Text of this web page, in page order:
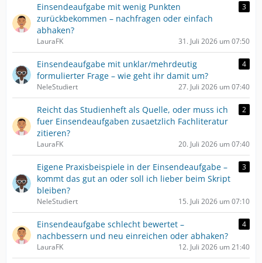
Einsendeaufgabe mit wenig Punkten
zurückbekommen – nachfragen oder einfach
abhaken?
3
LauraFK 31. Juli 2026 um 07:50
Einsendeaufgabe mit unklar/mehrdeutig
formulierter Frage – wie geht ihr damit um?
4
NeleStudiert 27. Juli 2026 um 07:40
Reicht das Studienheft als Quelle, oder muss ich
fuer Einsendeaufgaben zusaetzlich Fachliteratur
zitieren?
2
LauraFK 20. Juli 2026 um 07:40
Eigene Praxisbeispiele in der Einsendeaufgabe –
kommt das gut an oder soll ich lieber beim Skript
bleiben?
3
NeleStudiert 15. Juli 2026 um 07:10
Einsendeaufgabe schlecht bewertet –
nachbessern und neu einreichen oder abhaken?
4
LauraFK 12. Juli 2026 um 21:40